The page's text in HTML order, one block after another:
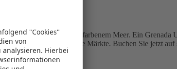
und türkisfarbenem Meer. Ein Grenada
oder erkunden Sie bunte Märkte. Buchen Sie jetzt